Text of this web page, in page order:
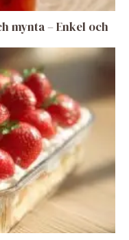
mynta – Enkel och